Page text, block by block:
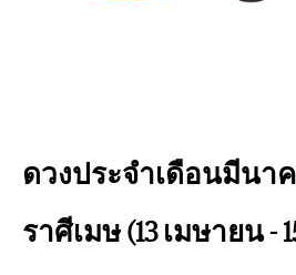
ดวงประจำเดือนมีนาค
ราศีเมษ (13 เมษายน -